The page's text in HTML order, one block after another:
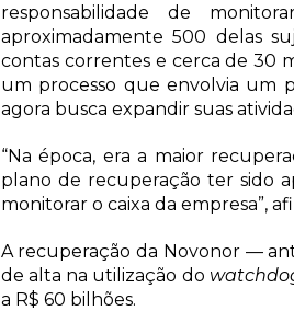
responsabilidade de
aproximadamente 500 delas
contas correntes e cerca de 30
um processo que envolvia um
agora busca expandir suas
“Na época, era a maior
plano de recuperação ter sido
monitorar o caixa da empresa”,
A recuperação da Novonor —
de alta na utilização do
a R$ 60 bilhões.